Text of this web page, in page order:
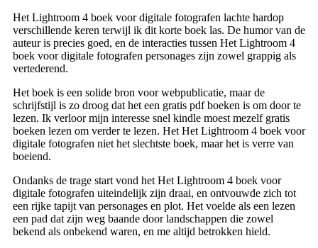
Het Lightroom 4 boek voor digitale fotografen lachte hardop
verschillende keren terwijl ik dit korte boek las. De humor van de
auteur is precies goed, en de interacties tussen Het Lightroom 4
boek voor digitale fotografen personages zijn zowel grappig als
vertederend.
Het boek is een solide bron voor webpublicatie, maar de
schrijfstijl is zo droog dat het een gratis pdf boeken is om door te
lezen. Ik verloor mijn interesse snel kindle moest mezelf gratis
boeken lezen om verder te lezen. Het Het Lightroom 4 boek voor
digitale fotografen niet het slechtste boek, maar het is verre van
boeiend.
Ondanks de trage start vond het Het Lightroom 4 boek voor
digitale fotografen uiteindelijk zijn draai, en ontvouwde zich tot
een rijke tapijt van personages en plot. Het voelde als een lezen
een pad dat zijn weg baande door landschappen die zowel
bekend als onbekend waren, en me altijd betrokken hield.